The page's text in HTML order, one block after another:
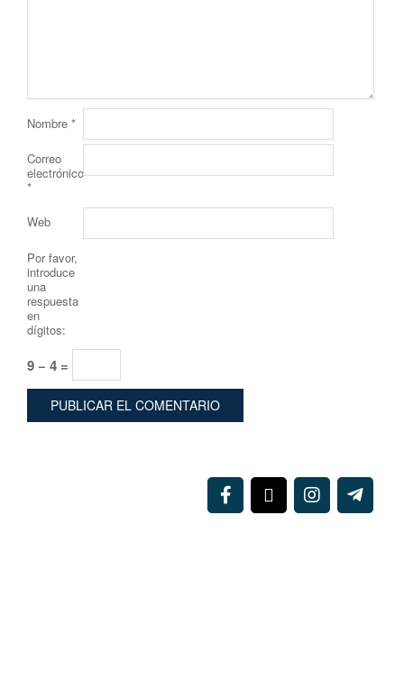
Nombre *
Correo
electrónico
*
Web
Por favor,
introduce
una
respuesta
en
dígitos:
9 − 4 =